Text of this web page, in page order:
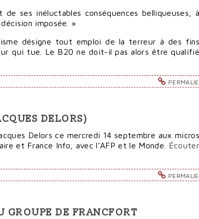
ses inéluctables conséquences belliqueuses, à
imposée. »
désigne tout emploi de la terreur à des fins
qui tue. Le B20 ne doit-il pas alors être qualifié
DELORS)
Delors ce mercredi 14 septembre aux micros
et France Info, avec l’AFP et le Monde.
Écouter
GROUPE DE FRANCFORT